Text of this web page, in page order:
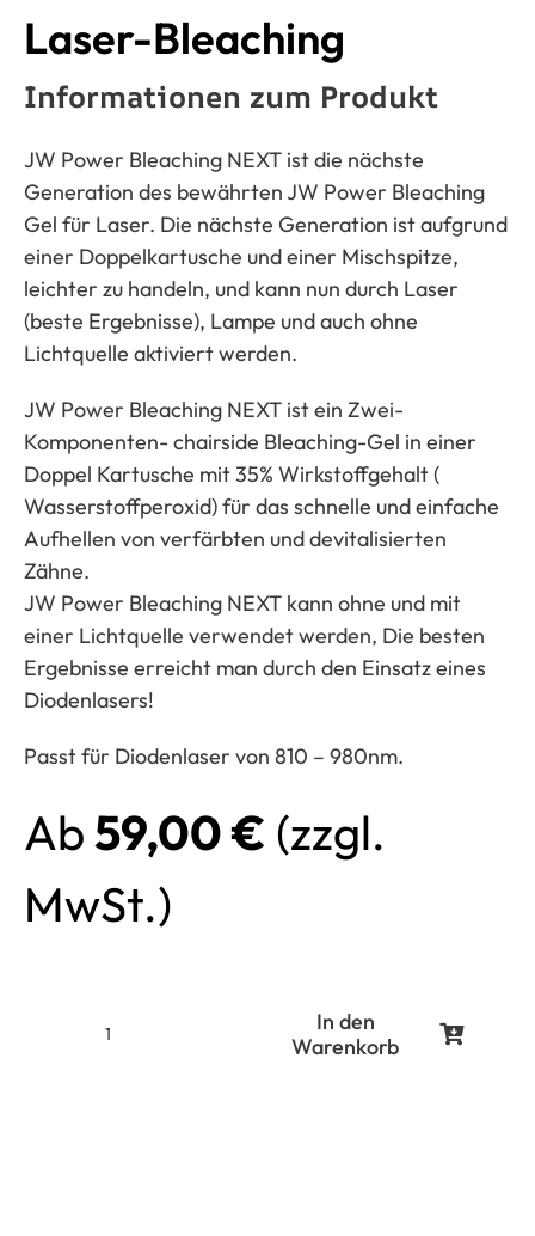
Laser-Bleaching
Informationen zum Produkt
JW Power Bleaching NEXT ist die nächste
Generation des bewährten JW Power Bleaching
Gel für Laser. Die nächste Generation ist aufgrund
einer Doppelkartusche und einer Mischspitze,
leichter zu handeln, und kann nun durch Laser
(beste Ergebnisse), Lampe und auch ohne
Lichtquelle aktiviert werden.
JW Power Bleaching NEXT ist ein Zwei-
Komponenten- chairside Bleaching-Gel in einer
Doppel Kartusche mit 35% Wirkstoffgehalt (
Wasserstoffperoxid) für das schnelle und einfache
Aufhellen von verfärbten und devitalisierten
Zähne.
JW Power Bleaching NEXT kann ohne und mit
einer Lichtquelle verwendet werden, Die besten
Ergebnisse erreicht man durch den Einsatz eines
Diodenlasers!
Passt für Diodenlaser von 810 – 980nm.
Ab59,00€ (zzgl.
MwSt.)
Laser-
In den
Warenkorb